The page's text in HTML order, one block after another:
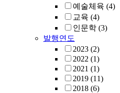
예술체육 (4)
교육 (4)
인문학 (3)
발행연도
2023 (2)
2022 (1)
2021 (1)
2019 (11)
2018 (6)